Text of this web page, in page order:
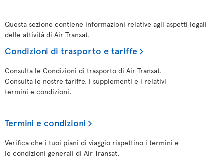
Questa sezione contiene informazioni relative agli aspetti legali
delle attività di Air Transat.
Condizioni di trasporto e tariffe
Consulta le Condizioni di trasporto di Air Transat.
Consulta le nostre tariffe, i supplementi e i relativi
termini e condizioni.
Termini e condizioni
Verifica che i tuoi piani di viaggio rispettino i termini e
le condizioni generali di Air Transat.